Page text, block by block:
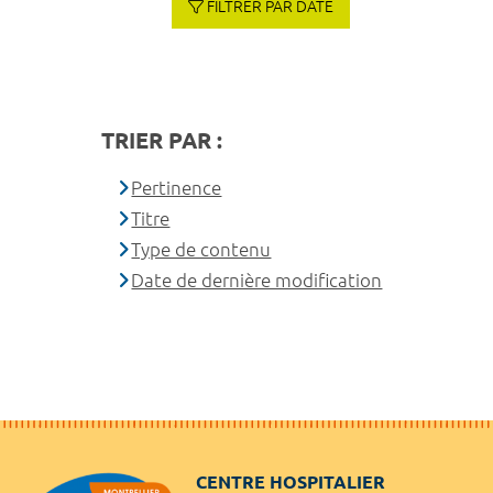
FILTRER PAR DATE
TRIER PAR :
Pertinence
Titre
Type de contenu
Date de dernière modification
CENTRE HOSPITALIER